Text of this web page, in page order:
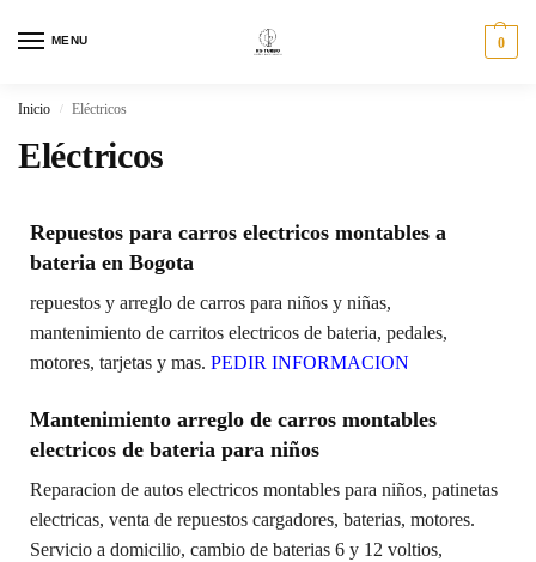
MENU 0
Inicio / Eléctricos
Eléctricos
Repuestos para carros electricos montables a
bateria en Bogota
repuestos y arreglo de carros para niños y niñas,
mantenimiento de carritos electricos de bateria, pedales,
motores, tarjetas y mas. PEDIR INFORMACION
Mantenimiento arreglo de carros montables
electricos de bateria para niños
Reparacion de autos electricos montables para niños, patinetas
electricas, venta de repuestos cargadores, baterias, motores.
Servicio a domicilio, cambio de baterias 6 y 12 voltios,